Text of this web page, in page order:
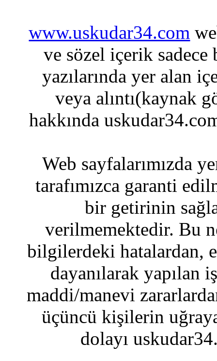
www.uskudar34.com
ve sözel içerik sadece
yazılarında yer alan
veya alıntı(kaynak
hakkında
Web sayfalarımızda
tarafımızca garanti
bir getirinin
verilmemektedir. Bu
bilgilerdeki hatalardan,
dayanılarak yapılan
maddi/manevi
üçüncü kişilerin
dolayı